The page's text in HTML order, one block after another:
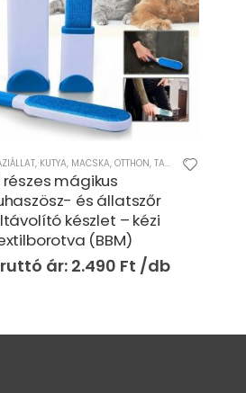
, KUTYA, MACSKA, OTTHON, TAKARÍTÁS - MOSÁS
részes mágikus
és állatszőr
készlet – kézi
(BBM)
2.490 Ft